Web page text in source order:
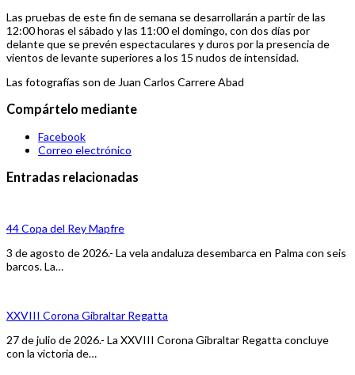
Las pruebas de este fin de semana se desarrollarán a partir de las
12:00 horas el sábado y las 11:00 el domingo, con dos días por
delante que se prevén espectaculares y duros por la presencia de
vientos de levante superiores a los 15 nudos de intensidad.
Las fotografías son de Juan Carlos Carrere Abad
Compártelo mediante
Facebook
Correo electrónico
Entradas relacionadas
44 Copa del Rey Mapfre
3 de agosto de 2026.- La vela andaluza desembarca en Palma con seis
barcos. La…
XXVIII Corona Gibraltar Regatta
27 de julio de 2026.- La XXVIII Corona Gibraltar Regatta concluye
con la victoria de…